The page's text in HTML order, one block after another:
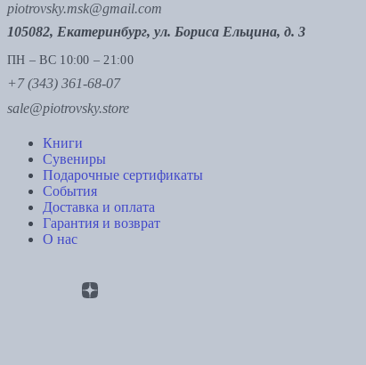
piotrovsky.msk@gmail.com
105082, Екатеринбург, ул. Бориса Ельцина, д. 3
ПН – ВС 10:00 – 21:00
+7 (343) 361-68-07
sale@piotrovsky.store
Книги
Сувениры
Подарочные сертификаты
События
Доставка и оплата
Гарантия и возврат
О нас